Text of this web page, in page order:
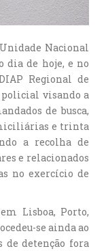
Nacional
dia de hoje, e no
Regional de
policial visando a
de busca,
e trinta
a recolha de
e relacionados
no exercício de
Lisboa, Porto,
se ainda ao
de detenção fora